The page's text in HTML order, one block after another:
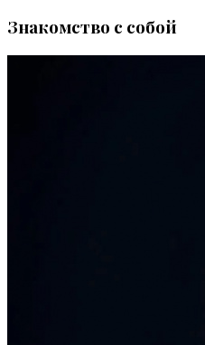
Знакомство с собой